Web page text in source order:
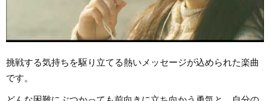
挑戦する気持ちを駆り立てる熱いメッセージが込められた楽曲
です。